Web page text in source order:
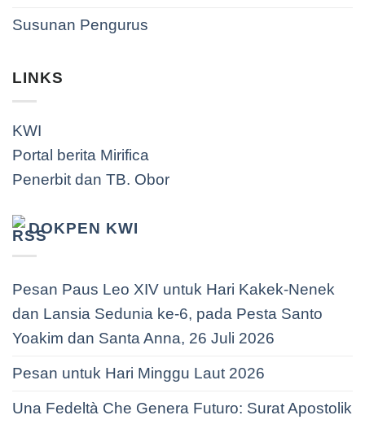
Susunan Pengurus
LINKS
KWI
Portal berita Mirifica
Penerbit dan TB. Obor
DOKPEN KWI
Pesan Paus Leo XIV untuk Hari Kakek-Nenek
dan Lansia Sedunia ke-6, pada Pesta Santo
Yoakim dan Santa Anna, 26 Juli 2026
Pesan untuk Hari Minggu Laut 2026
Una Fedeltà Che Genera Futuro: Surat Apostolik